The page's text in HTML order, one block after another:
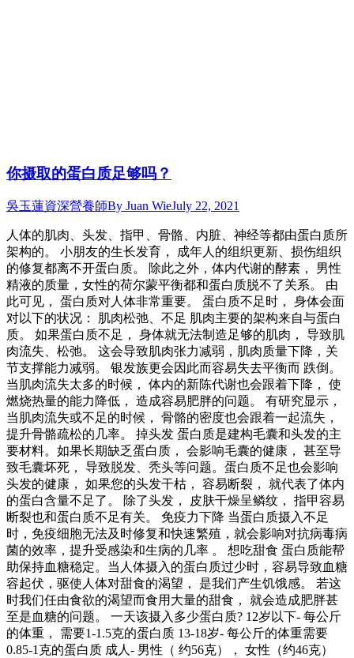
你摄取的蛋白质足够吗？
吳玉蓮資深營養師By Juan WieJuly 22, 2021
人体的肌肉、头发、指甲、骨骼、内脏、神经等都由蛋白质所
架构的。 小朋友的生长发育， 成年人的组织更新、损伤组织
的修复都离不开蛋白质。 除此之外，体内代谢的酵素， 男性
精液的质量，女性的荷尔蒙平衡都和蛋白质脱不了关系。 由
此可见， 蛋白质对人体非常重要。 蛋白质不足时， 身体会面
对以下的状况： 肌肉松弛、不足 肌肉主要的架构来自与蛋白
质。 如果蛋白质不足， 身体就无法制造足够的肌肉， 导致肌
肉流失、松弛。 这会导致肌肉张力减弱，肌肉质量下降，关
节支撑能力减弱。 银发族更会因此而容易失去平衡而 跌倒。
当肌肉流失太多的时候， 体内的新陈代谢也会跟着下降， 使
燃烧热量的能力降低， 造成容易肥胖的问题。 有研究显示，
当肌肉流失或不足的时候， 骨骼的密度也会跟着一起流失，
提升骨骼疏松的几率。 掉头发 蛋白质是建构毛囊和头发的主
要材料。如果长期缺乏蛋白质， 会影响毛囊的健康， 甚至导
致毛囊坏死， 导致脱发、秃头等问题。蛋白质不足也会影响
头发的健康， 如果您的头发干枯， 容易断裂， 就代表了体内
的蛋白含量不足了。 除了头发， 皮肤干燥呈鳞纹， 指甲容易
断裂也和蛋白质不足有关。 免疫力下降 当蛋白质摄入不足
时，免疫细胞无法及时修复和快速繁殖，就会影响对抗病毒病
菌的效率，提升受感染和生病的几率 。 想吃甜食 蛋白质能帮
助保持血糖稳定。当人体摄入的蛋白质过少时，容易导致血糖
容起伏，驱使人体对甜食的渴望， 是我们产生饥饿感。 若这
时我们任由食欲的渴望而食用大量的甜食， 就会造成肥胖甚
至是血糖的问题。 一天该摄入多少蛋白质? 12岁以下- 每公斤
的体重， 需要1-1.5克的蛋白质 13-18岁- 每公斤的体重需要
0.85-1克的蛋白质 成人- 男性（ 约56克）， 女性（约46克）